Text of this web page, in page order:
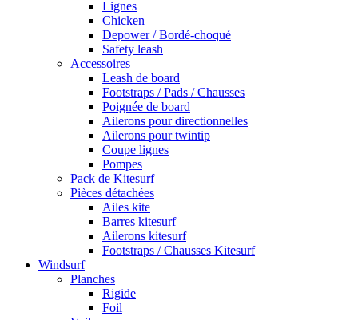
Lignes
Chicken
Depower / Bordé-choqué
Safety leash
Accessoires
Leash de board
Footstraps / Pads / Chausses
Poignée de board
Ailerons pour directionnelles
Ailerons pour twintip
Coupe lignes
Pompes
Pack de Kitesurf
Pièces détachées
Ailes kite
Barres kitesurf
Ailerons kitesurf
Footstraps / Chausses Kitesurf
Windsurf
Planches
Rigide
Foil